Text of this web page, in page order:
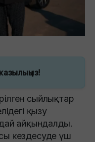
сыйлықтар
қызу
айқындалды.
кездесуде үш